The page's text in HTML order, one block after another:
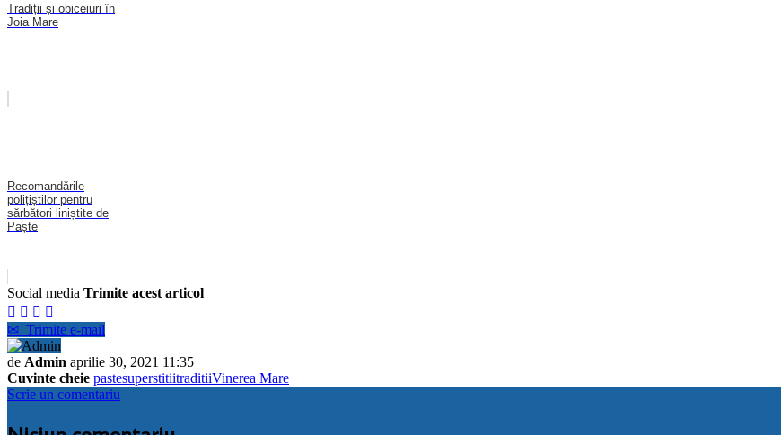
Tradiții și obiceiuri în
Joia Mare
Recomandările
polițiștilor pentru
sărbători liniștite de
Paște
Social media Trimite acest articol
   
✉ Trimite e-mail
de Admin aprilie 30, 2021 11:35
Cuvinte cheie pastesuperstitiitraditiiVinerea Mare
Scrie un comentariu